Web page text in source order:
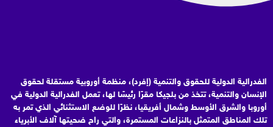
الفدرالية الدولية للحقوق والتنمية (إفرد)، منظمة أوروبية مستقلة لحقوق
الإنسان والتنمية، تتخذ من بلجيكا مقرًا رئيسًا لها، تعمل الفدرالية الدولية في
أوروبا والشرق الأوسط وشمال أفريقيا، نظرًا للوضع الاستثنائي الذي تمر به
تلك المناطق المتمثل بالنزاعات المستمرة، والتي راح ضحيتها آلاف الأبرياء